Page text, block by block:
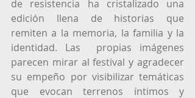
de resistencia ha cristalizado una
edición llena de historias que
remiten a la memoria, la familia y la
identidad. Las  propias imágenes
parecen mirar al festival y agradecer
su empeño por visibilizar temáticas
que evocan terrenos íntimos y